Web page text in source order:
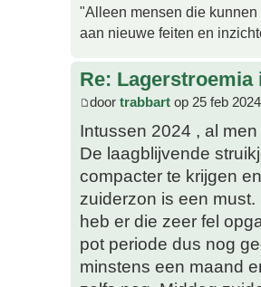
"Alleen mensen die
aan nieuwe feiten en
Re:
door trabbart op 25 feb
Intussen 2024 , al
De laagblijvende
compacter te krijgen
zuiderzon is een
heb er die zeer fel
pot periode dus nog
minstens een maand